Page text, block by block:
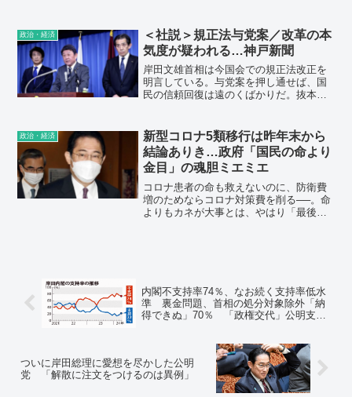
聞の記事を転載した。
政治・経済
＜社説＞規正法与党案／改革の本
気度が疑われる…神戸新聞
岸田文雄首相は今国会での規正法改正を
明言している。与党案を押し通せば、国
民の信頼回復は遠のくばかりだ。抜本改
政治・経済
新型コロナ5類移行は昨年末から
結論ありき…政府「国民の命より
金目」の魂胆ミエミエ
コロナ患者の命も救えないのに、防衛費
増のためならコロナ対策費を削る──。命
よりもカネが大事とは、やはり「最後は
内閣不支持率74％、なお続く支持率低水
準 裏金問題、首相の処分対象除外「納
得できぬ」70％ 「政権交代」公明支持
ついに岸田総理に愛想を尽かした公明
党 「解散に注文をつけるのは異例」